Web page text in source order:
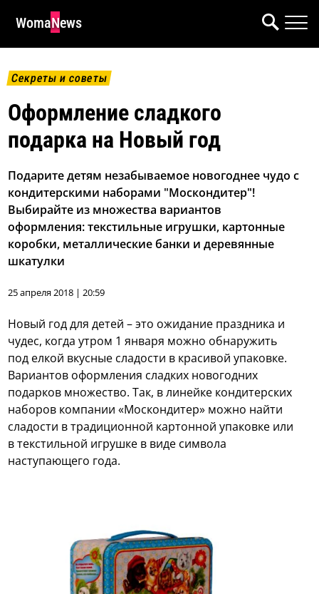
WomaNews
Секреты и советы
Оформление сладкого
подарка на Новый год
Подарите детям незабываемое новогоднее чудо с
кондитерскими наборами "Москондитер"!
Выбирайте из множества вариантов
оформления: текстильные игрушки, картонные
коробки, металлические банки и деревянные
шкатулки
25 апреля 2018 | 20:59
Новый год для детей – это ожидание праздника и
чудес, когда утром 1 января можно обнаружить
под елкой вкусные сладости в красивой упаковке.
Вариантов оформления сладких новогодних
подарков множество. Так, в линейке кондитерских
наборов компании «Москондитер» можно найти
сладости в традиционной картонной упаковке или
в текстильной игрушке в виде символа
наступающего года.